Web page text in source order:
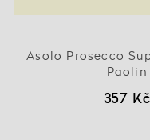
Asolo Prosecco
Paolin
357 Kč